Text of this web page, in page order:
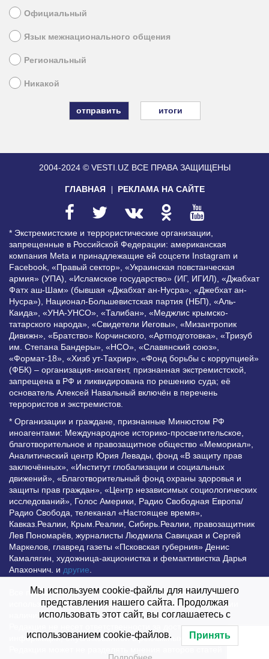
Официальный
Язык межнационального общения
Региональный
Никакой
итоги
2004-2024 © VESTI.UZ ВСЕ ПРАВА ЗАЩИЩЕНЫ
ГЛАВНАЯ РЕКЛАМА НА САЙТЕ
* Экстремистские и террористические организации,
запрещенные в Российской Федерации: американская
компания Meta и принадлежащие ей соцсети Instagram и
Facebook, «Правый сектор», «Украинская повстанческая
армия» (УПА), «Исламское государство» (ИГ, ИГИЛ), «Джабхат
Фатх аш-Шам» (бывшая «Джабхат ан-Нусра», «Джебхат ан-
Нусра»), Национал-Большевистская партия (НБП), «Аль-
Каида», «УНА-УНСО», «Талибан», «Меджлис крымско-
татарского народа», «Свидетели Иеговы», «Мизантропик
Дивижн», «Братство» Корчинского, «Артподготовка», «Тризуб
им. Степана Бандеры», «НСО», «Славянский союз»,
«Формат-18», «Хизб ут-Тахрир», «Фонд борьбы с коррупцией»
(ФБК) – организация-иноагент, признанная экстремистской,
запрещена в РФ и ликвидирована по решению суда; её
основатель Алексей Навальный включён в перечень
террористов и экстремистов.
* Организации и граждане, признанные Минюстом РФ
иноагентами: Международное историко-просветительское,
благотворительное и правозащитное общество «Мемориал»,
Аналитический центр Юрия Левады, фонд «В защиту прав
заключённых», «Институт глобализации и социальных
движений», «Благотворительный фонд охраны здоровья и
защиты прав граждан», «Центр независимых социологических
исследований», Голос Америки, Радио Свободная Европа/
Радио Свобода, телеканал «Настоящее время»,
Кавказ.Реалии, Крым.Реалии, Сибирь.Реалии, правозащитник
Лев Пономарёв, журналисты Людмила Савицкая и Сергей
Маркелов, главред газеты «Псковская губерния» Денис
Камалягин, художница-акционистка и фемактивистка Дарья
Апахончич. и другие
Все права защищены и охраняются законом. Любое
использование материалов сайта допустимо при условии
наличия активной гиперссылки на Vesti.UZ.
Редакция не несет ответственности за достоверность
информации, опубликованной в рекламных объявлениях.
Мы используем cookie-файлы для наилучшего
представления нашего сайта. Продолжая
использовать этот сайт, вы соглашаетесь с
использованием cookie-файлов. Принять